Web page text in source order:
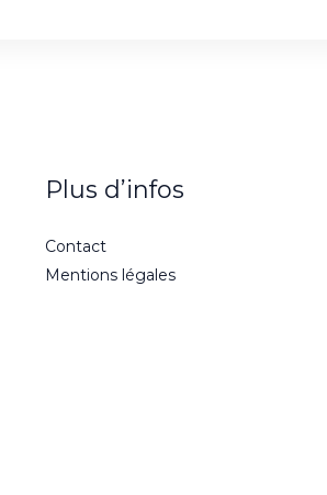
Plus d’infos
Contact
Mentions légales